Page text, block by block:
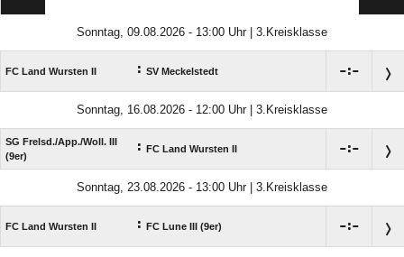
Sonntag, 09.08.2026 - 13:00 Uhr | 3.Kreisklasse
FC Land Wursten II : SV Meckelstedt :
Sonntag, 16.08.2026 - 12:00 Uhr | 3.Kreisklasse
SG Frelsd./​App./​Woll. III
(9er)
: FC Land Wursten II :
Sonntag, 23.08.2026 - 13:00 Uhr | 3.Kreisklasse
FC Land Wursten II : FC Lune III (9er) :